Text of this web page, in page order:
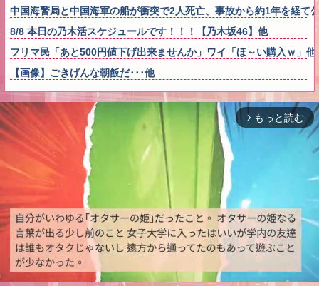
中国海警局と中国海軍の船が衝突で2人死亡、事故から約1年を経
8/8 本日の乃木活スケジュールです！！！【乃木坂46】他
フリマ民「あと500円値下げ出来ませんか」ワイ「ほ～い購入ｗ」他
【画像】ごきげんな朝飯だ･･･他
arrow_forward_ios もっと読む